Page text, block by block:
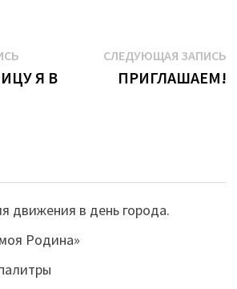
Предыдущая
запись:
Я В
СЛЕДУЮЩАЯ ЗАПИСЬ
ПРИГЛАШАЕМ!
движения в день города.
Родина»